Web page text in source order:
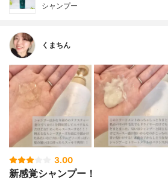
シャンプー
くまちん
3.00
新感覚シャンプー！